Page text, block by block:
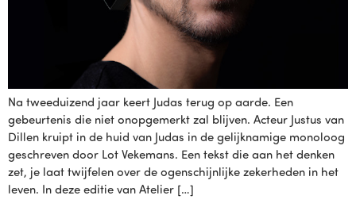
Na tweeduizend jaar keert Judas terug op aarde. Een
gebeurtenis die niet onopgemerkt zal blijven. Acteur Justus van
Dillen kruipt in de huid van Judas in de gelijknamige monoloog
geschreven door Lot Vekemans. Een tekst die aan het denken
zet, je laat twijfelen over de ogenschijnlijke zekerheden in het
leven. In deze editie van Atelier […]